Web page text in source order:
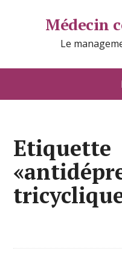
Médecin
Le
Etiquette